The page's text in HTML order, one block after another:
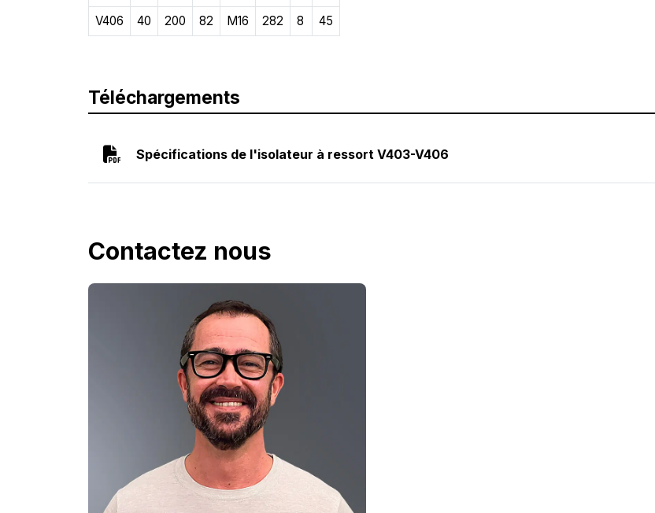
V406
40 200 82 M16 282 8 45
Téléchargements
Spécifications de l'isolateur à ressort V403-V406
Contactez nous